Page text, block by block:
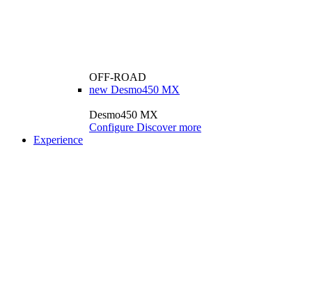
OFF-ROAD
new Desmo450 MX
Desmo450 MX
Configure Discover more
Experience